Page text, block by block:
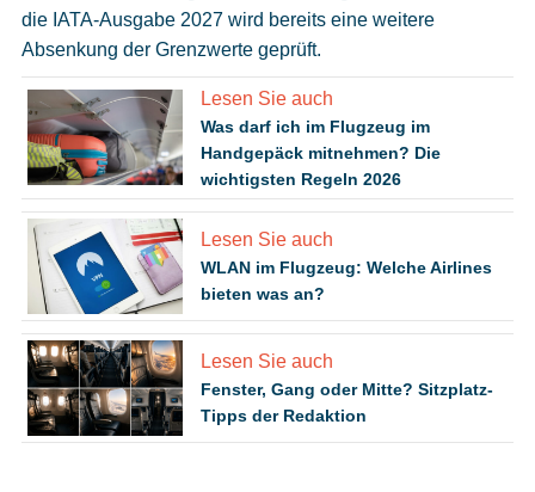
die IATA-Ausgabe 2027 wird bereits eine weitere
Absenkung der Grenzwerte geprüft.
Lesen Sie auch
Was darf ich im Flugzeug im
Handgepäck mitnehmen? Die
wichtigsten Regeln 2026
Lesen Sie auch
WLAN im Flugzeug: Welche Airlines
bieten was an?
Lesen Sie auch
Fenster, Gang oder Mitte? Sitzplatz-
Tipps der Redaktion